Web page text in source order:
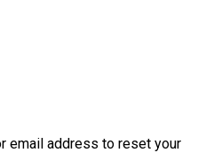
email address to reset your